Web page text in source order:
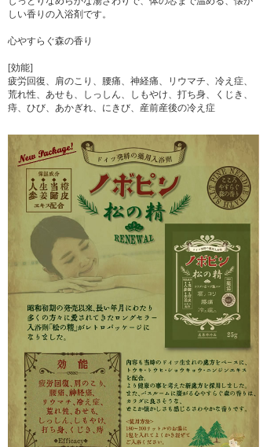
しい香りの入浴剤です。
心やすらぐ森の香り
[効能]
疲労回復、肩のこり、腰痛、神経痛、リウマチ、冷え症、
荒れ性、あせも、しっしん、しもやけ、打ち身、くじき、
痔、ひび、あかぎれ、にきび、産前産後の冷え症